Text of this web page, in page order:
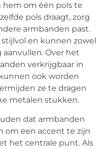
om één pols te
pols draagt, zorg
armbanden past.
en kunnen zowel
aanvullen. Over het
verkrijgbaar in
ook worden
ze te dragen
metalen stukken.
dat armbanden
om een accent te zijn
het centrale punt. Als